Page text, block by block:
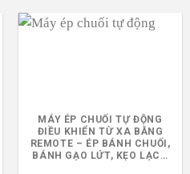
MÁY ÉP CHUỐI TỰ ĐỘNG
ĐIỀU KHIỂN TỪ XA BẰNG
REMOTE – ÉP BÁNH CHUỐI,
BÁNH GẠO LỨT, KẸO LẠC…